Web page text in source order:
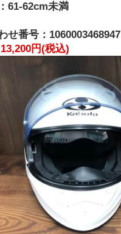
61-62cm未満
せ番号：1060003468947
13,200円(税込)